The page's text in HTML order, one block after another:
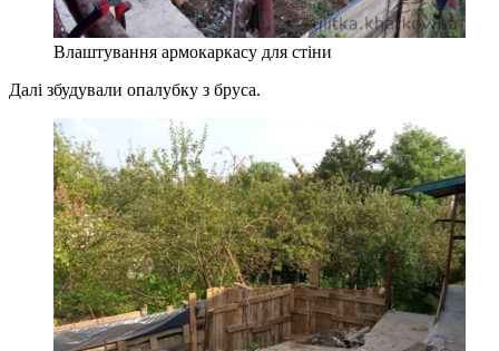
Влаштування армокаркасу для стіни
Далі збудували опалубку з бруса.